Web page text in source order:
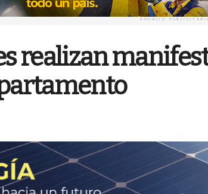
ANUNCIO
realizan